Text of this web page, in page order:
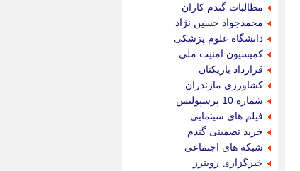
مطالبات گندم کاران
محمدجواد حسین نژاد
دانشگاه علوم پزشکی
کمیسیون امنیت ملی
قرارداد بازیکنان
کشاورزی مازندران
شماره 10 پرسپولیس
فیلم های سینمایی
خرید تضمینی گندم
شبکه های اجتماعی
خبرگزاری رویترز